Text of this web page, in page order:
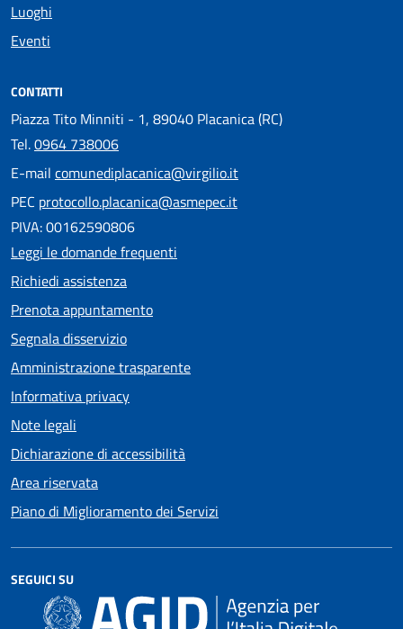
Luoghi
Eventi
CONTATTI
Piazza Tito Minniti - 1, 89040 Placanica (RC)
Tel.0964 738006
E-mail comunediplacanica@virgilio.it
PEC protocollo.placanica@asmepec.it
PIVA: 00162590806
Leggi le domande frequenti
Richiedi assistenza
Prenota appuntamento
Segnala disservizio
Amministrazione trasparente
Informativa privacy
Note legali
Dichiarazione di accessibilità
Area riservata
Piano di Miglioramento dei Servizi
SEGUICI SU